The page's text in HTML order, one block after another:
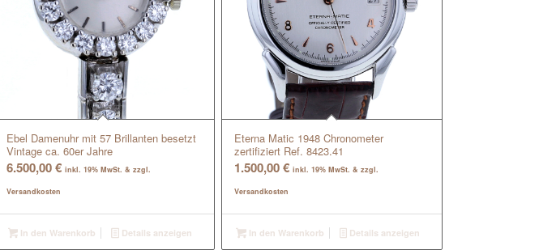
Ebel Damenuhr mit 57 Brillanten besetzt
Vintage ca. 60er Jahre
6.500,00€ inkl. 19% MwSt. & zzgl.
Versandkosten
In den Warenkorb Details anzeigen
Eterna Matic 1948 Chronometer
zertifiziert Ref. 8423.41
1.500,00€ inkl. 19% MwSt. & zzgl.
Versandkosten
In den Warenkorb Details anzeigen